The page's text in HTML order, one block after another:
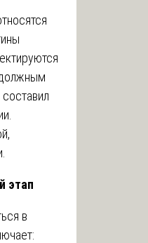
должным
этап
в